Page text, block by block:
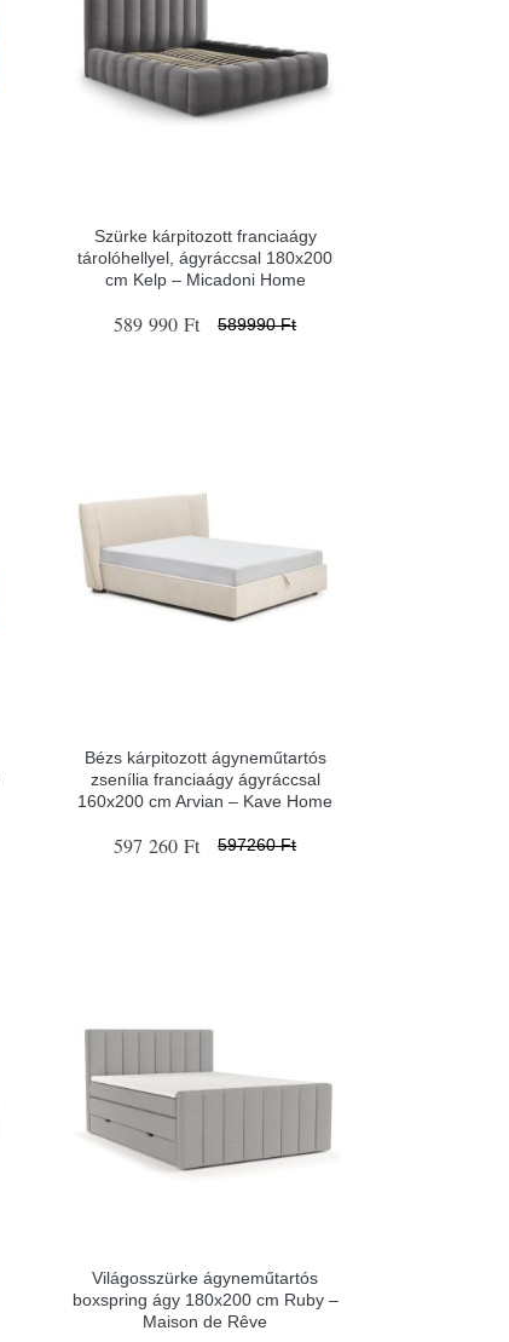
Szürke kárpitozott franciaágy
tárolóhellyel, ágyráccsal 180x200
cm Kelp – Micadoni Home
589 990 Ft 589990 Ft
Bézs kárpitozott ágyneműtartós
zsenília franciaágy ágyráccsal
160x200 cm Arvian – Kave Home
597 260 Ft 597260 Ft
Világosszürke ágyneműtartós
boxspring ágy 180x200 cm Ruby –
Maison de Rêve